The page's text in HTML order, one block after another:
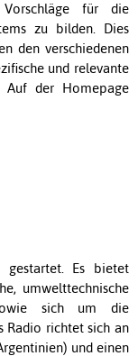
Vorschläge für die
zu bilden. Dies
den verschiedenen
und relevante
Auf der Homepage
gestartet. Es bietet
umwelttechnische
sich um die
Radio richtet sich an
und einen